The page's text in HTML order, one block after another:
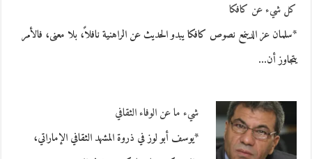
كل شيء عن كافكا
*سلمان عز الدينمع نصوص كافكا يبدو الحديث عن الراهنية نافلاً، بلا معنى، فالأمر
يتجاوز أن…
شيء ما عن الوفاء الثقافي
*يوسف أبو لوز في ذروة المشهد الثقافي الإماراتي،